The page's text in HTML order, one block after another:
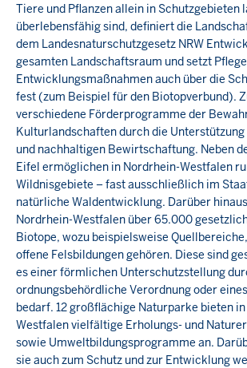
Tiere und Pflanzen allein in Schutzgebieten
überlebensfähig sind, definiert die
dem Landesnaturschutzgesetz NRW
gesamten Landschaftsraum und setzt
Entwicklungsmaßnahmen auch über die
fest (zum Beispiel für den Biotopverbund).
verschiedene Förderprogramme der
Kulturlandschaften durch die
und nachhaltigen Bewirtschaftung. Neben
Eifel ermöglichen in Nordrhein-Westfalen
Wildnisgebiete – fast ausschließlich im
natürliche Waldentwicklung. Darüber
Nordrhein-Westfalen über 65.000
Biotope, wozu beispielsweise
offene Felsbildungen gehören. Diese sind
es einer förmlichen Unterschutzstellung
ordnungsbehördliche Verordnung oder
bedarf. 12 großflächige Naturparke bieten
Westfalen vielfältige Erholungs- und
sowie Umweltbildungsprogramme an.
sie auch zum Schutz und zur Entwicklung